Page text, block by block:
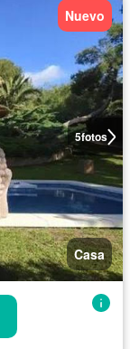
5fotos
Nuevo
Casa